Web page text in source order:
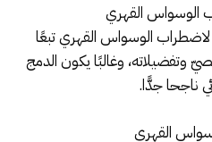
الوسواس القهري
الوسواس القهري تبعًا
وغالبًا يكون الدمج
ناجحا جدًّا.